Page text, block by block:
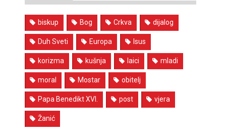
biskup Bog Crkva dijalog
Duh Sveti Europa Isus
korizma kušnja laici mladi
moral Mostar obitelj
Papa Benedikt XVI. post vjera
Žanić